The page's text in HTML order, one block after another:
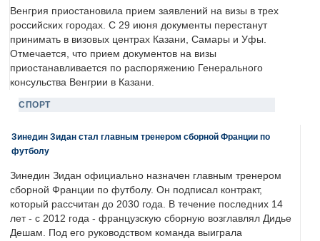
Венгрия приостановила прием заявлений на визы в трех
российских городах. С 29 июня документы перестанут
принимать в визовых центрах Казани, Самары и Уфы.
Отмечается, что прием документов на визы
приостанавливается по распоряжению Генерального
консульства Венгрии в Казани.
СПОРТ
Зинедин Зидан стал главным тренером сборной Франции по
футболу
Зинедин Зидан официально назначен главным тренером
сборной Франции по футболу. Он подписал контракт,
который рассчитан до 2030 года. В течение последних 14
лет - с 2012 года - французскую сборную возглавлял Дидье
Дешам. Под его руководством команда выиграла